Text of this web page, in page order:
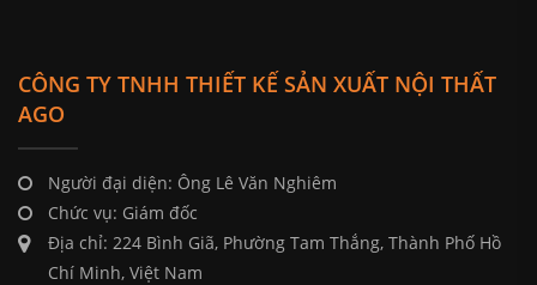
CÔNG TY TNHH THIẾT KẾ SẢN XUẤT NỘI THẤT
AGO
Người đại diện: Ông Lê Văn Nghiêm
Chức vụ: Giám đốc
Địa chỉ: 224 Bình Giã, Phường Tam Thắng, Thành Phố Hồ
Chí Minh, Việt Nam